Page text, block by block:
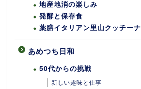
地産地消の楽しみ
発酵と保存食
薬膳イタリアン里山クッチーナ
あめつち日和
50代からの挑戦
新しい趣味と仕事